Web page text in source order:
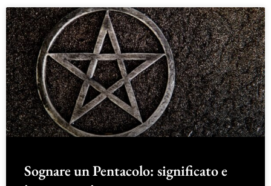
Sognare un Pentacolo: significato e